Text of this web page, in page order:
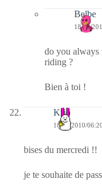
Belbe
18/08/
do you always
riding ?
Bien à toi !
Krio
18/08/2010/06:20
bises du mercredi !!
je te souhaite de